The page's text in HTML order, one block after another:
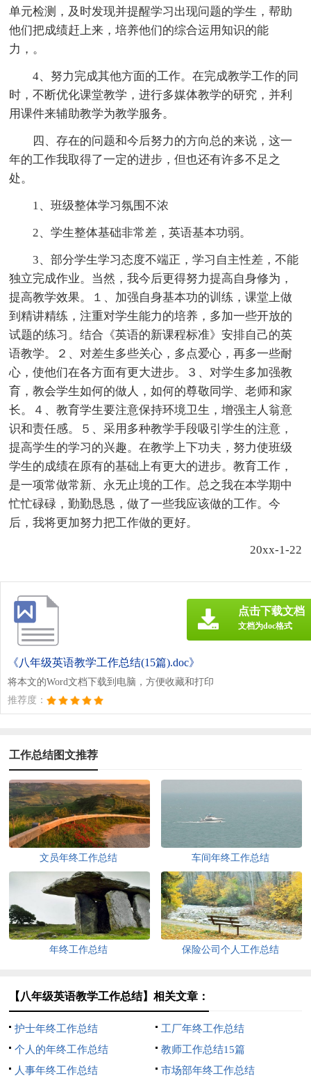
单元检测，及时发现并提醒学习出现问题的学生，帮助
他们把成绩赶上来，培养他们的综合运用知识的能
力，。
4、努力完成其他方面的工作。在完成教学工作的同
时，不断优化课堂教学，进行多媒体教学的研究，并利
用课件来辅助教学为教学服务。
四、存在的问题和今后努力的方向总的来说，这一
年的工作我取得了一定的进步，但也还有许多不足之
处。
1、班级整体学习氛围不浓
2、学生整体基础非常差，英语基本功弱。
3、部分学生学习态度不端正，学习自主性差，不能
独立完成作业。当然，我今后更得努力提高自身修为，
提高教学效果。１、加强自身基本功的训练，课堂上做
到精讲精练，注重对学生能力的培养，多加一些开放的
试题的练习。结合《英语的新课程标准》安排自己的英
语教学。２、对差生多些关心，多点爱心，再多一些耐
心，使他们在各方面有更大进步。３、对学生多加强教
育，教会学生如何的做人，如何的尊敬同学、老师和家
长。４、教育学生要注意保持环境卫生，增强主人翁意
识和责任感。５、采用多种教学手段吸引学生的注意，
提高学生的学习的兴趣。在教学上下功夫，努力使班级
学生的成绩在原有的基础上有更大的进步。教育工作，
是一项常做常新、永无止境的工作。总之我在本学期中
忙忙碌碌，勤勤恳恳，做了一些我应该做的工作。今
后，我将更加努力把工作做的更好。
20xx-1-22
《八年级英语教学工作总结(15篇).doc》
将本文的Word文档下载到电脑，方便收藏和打印
推荐度：
点击下载文档
文档为doc格式
工作总结图文推荐
文员年终工作总结 车间年终工作总结
年终工作总结 保险公司个人工作总结
【八年级英语教学工作总结】相关文章：
护士年终工作总结
工厂年终工作总结
个人的年终工作总结
教师工作总结15篇
人事年终工作总结
市场部年终工作总结